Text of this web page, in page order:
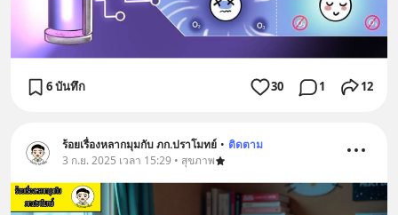
6 บันทึก 30 1 12
ร้อยเรื่องหลากมุมกับ ภก.ปราโมทย์ • ติดตาม
3 ก.ย. 2025 เวลา 15:29 • สุขภาพ